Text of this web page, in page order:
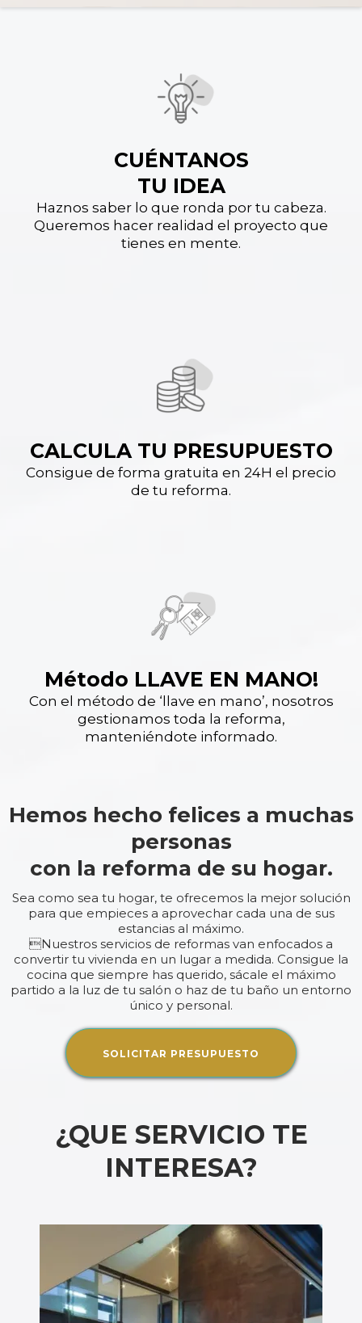
CUÉNTANOS
TU IDEA
Haznos saber lo que ronda por tu cabeza.
Queremos hacer realidad el proyecto que
tienes en mente.
CALCULA TU PRESUPUESTO
Consigue de forma gratuita en 24H el precio
de tu reforma.
Método LLAVE EN MANO!
Con el método de ‘llave en mano’, nosotros
gestionamos toda la reforma,
manteniéndote informado.
Hemos hecho felices a muchas
personas
con la reforma de su hogar.
Sea como sea tu hogar, te ofrecemos la mejor solución
para que empieces a aprovechar cada una de sus
estancias al máximo.
Nuestros servicios de reformas van enfocados a
convertir tu vivienda en un lugar a medida. Consigue la
cocina que siempre has querido, sácale el máximo
partido a la luz de tu salón o haz de tu baño un entorno
único y personal.
SOLICITAR PRESUPUESTO
¿QUE SERVICIO TE
INTERESA?